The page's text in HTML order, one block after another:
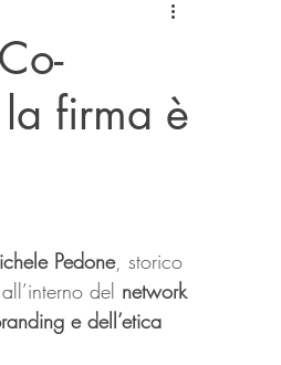
firma è
Pedone, storico
del network
e dell’etica